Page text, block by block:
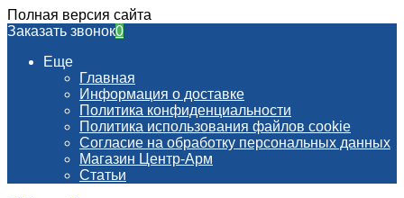
Полная версия сайта
Заказать звонок0
Еще
Главная
Информация о доставке
Политика конфиденциальности
Политика использования файлов cookie
Согласие на обработку персональных данных
Магазин Центр-Арм
Статьи